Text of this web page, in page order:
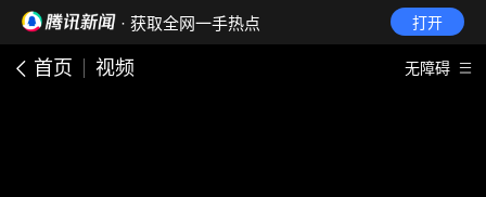
· 获取全网一手热点 打开
首页 视频 无障碍